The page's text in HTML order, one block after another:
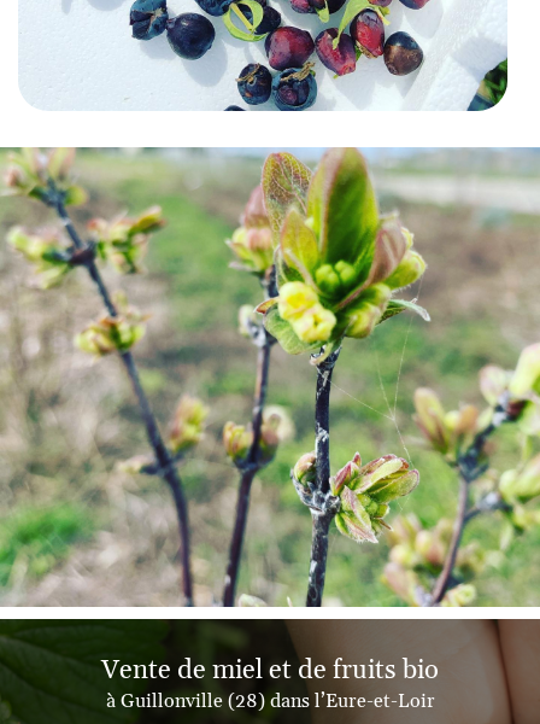
Contact
Rejoignez-
Vente de miel et de fruits bio
à Guillonville (28) dans l’Eure-et-Loir